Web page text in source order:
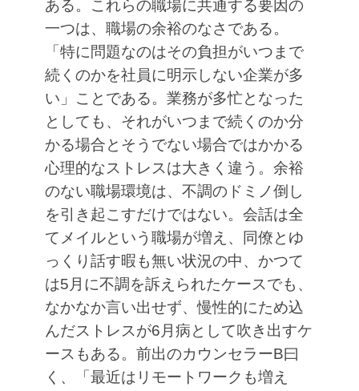
ある。これらの職場に共通する要因の
一つは、職場の余裕のなさである。
「特に問題なのはその負担がいつまで
続くのかを社員に明示しない企業が多
い」ことである。業務が多忙となった
としても、それがいつまで続くのか分
かる場合とそうでない場合ではかかる
心理的なストレスは大きく違う。余裕
のない職場環境は、不調のドミノ倒し
を引き起こすだけではない。会話は全
てメイルという職場が増え、同僚とゆ
っくり話す暇も無い状況の中、かつて
は5月に不調を訴えられたケースでも、
なかなか言い出せず、慢性的にため込
んだストレスが6月病として吹き出すケ
ースもある。前出のカウンセラーB曰
く、「最近はリモートワークも増え